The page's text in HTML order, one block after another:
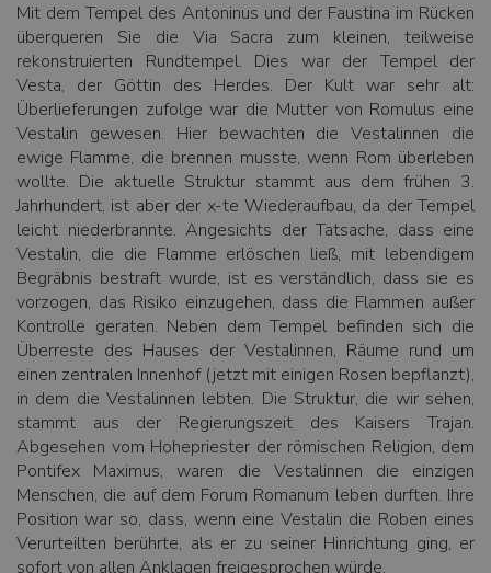
Mit dem Tempel des Antoninus und der Faustina im Rücken
überqueren Sie die Via Sacra zum kleinen, teilweise
rekonstruierten Rundtempel. Dies war der Tempel der
Vesta, der Göttin des Herdes. Der Kult war sehr alt:
Überlieferungen zufolge war die Mutter von Romulus eine
Vestalin gewesen. Hier bewachten die Vestalinnen die
ewige Flamme, die brennen musste, wenn Rom überleben
wollte. Die aktuelle Struktur stammt aus dem frühen 3.
Jahrhundert, ist aber der x-te Wiederaufbau, da der Tempel
leicht niederbrannte. Angesichts der Tatsache, dass eine
Vestalin, die die Flamme erlöschen ließ, mit lebendigem
Begräbnis bestraft wurde, ist es verständlich, dass sie es
vorzogen, das Risiko einzugehen, dass die Flammen außer
Kontrolle geraten. Neben dem Tempel befinden sich die
Überreste des Hauses der Vestalinnen, Räume rund um
einen zentralen Innenhof (jetzt mit einigen Rosen bepflanzt),
in dem die Vestalinnen lebten. Die Struktur, die wir sehen,
stammt aus der Regierungszeit des Kaisers Trajan.
Abgesehen vom Hohepriester der römischen Religion, dem
Pontifex Maximus, waren die Vestalinnen die einzigen
Menschen, die auf dem Forum Romanum leben durften. Ihre
Position war so, dass, wenn eine Vestalin die Roben eines
Verurteilten berührte, als er zu seiner Hinrichtung ging, er
sofort von allen Anklagen freigesprochen würde.